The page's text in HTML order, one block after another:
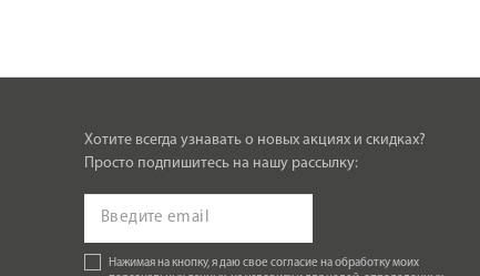
Хотите всегда узнавать о новых акциях и скидках?
Просто подпишитесь на нашу рассылку:
Нажимая на кнопку, я даю свое согласие на обработку моих